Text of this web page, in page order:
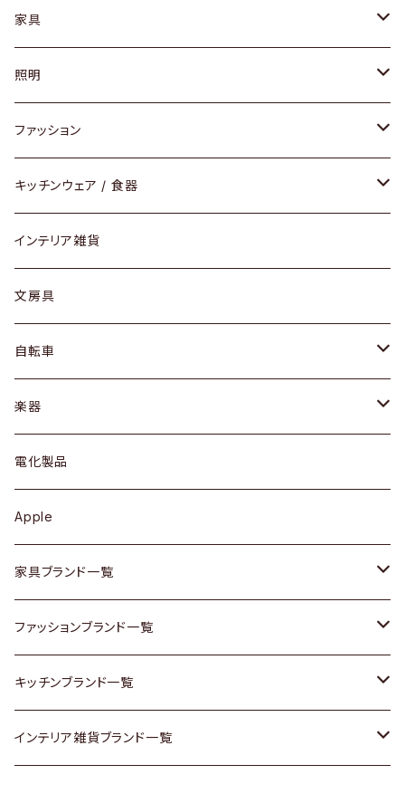
家具
ソファ / ベンチ
チェア / スツール
ダイニングセット / ダイニングテーブル
ローテーブル / サイドテーブル
デスク / コンソール
ドレッサー
シェルフ
キュリオケース / 飾り棚
カップボード / 食器棚
チェスト
その他家具
Vintageヴィンテージ / Antiqueアンティーク
Designers / デザイナーズ
照明
ペンダントライト
テーブルランプ / デスクスタンド
フロアライト
ファッション
アクセサリー
リング
ピアス / イヤリング
財布
バッグ
アウター
トップス
ワンピース
ボトムス
靴
スカーフ
腕時計
Vintage / ヴィンテージ
キッチンウェア / 食器
グラス / タンブラー
カップ / マグ
プレート / ボウル
カトラリー
ケトル / ティーポット
鍋 / フライパン
Vintage / ヴィンテージ
銀製品
和物 / 作家物
その他キッチン雑貨
インテリア雑貨
文房具
自転車
dahon
楽器
ギター
ベース
その他楽器
電化製品
Apple
家具ブランド一覧
ACME Furniture / アクメ ファニチャー
ACTUS / アクタス
arflex / アルフレックス
ファッションブランド一覧
agnes b / アニエス ベー
BALLY / バリー
キッチンブランド一覧
ARABIA / アラビア
インテリア雑貨ブランド一覧